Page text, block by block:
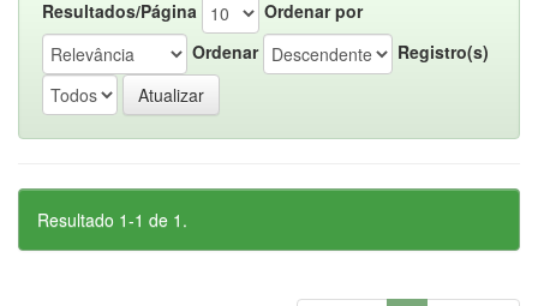
Resultados/Página
Ordenar por
Ordenar
Registro(s)
Resultado 1-1 de 1.